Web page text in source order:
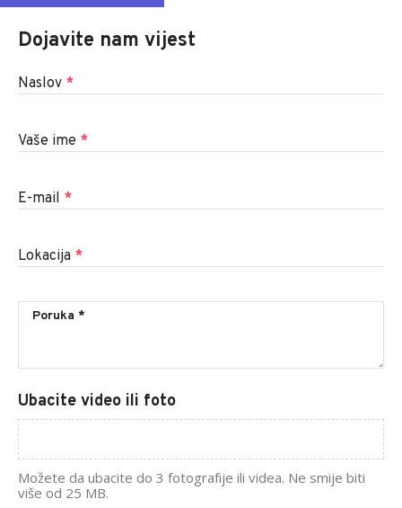
Dojavite nam vijest
Naslov *
Vaše ime *
E-mail *
Lokacija *
Ubacite video ili foto
Možete da ubacite do 3 fotografije ili videa. Ne smije biti
više od 25 MB.